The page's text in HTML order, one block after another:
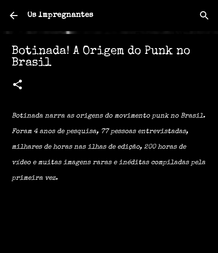
Pular para o conteúdo principal
Os Impregnantes
Botinada! A Origem do Punk no
Brasil
Botinada narra as origens do movimento punk no Brasil.
Foram 4 anos de pesquisa, 77 pessoas entrevistadas,
milhares de horas nas ilhas de edição, 200 horas de
vídeo e muitas imagens raras e inéditas compiladas pela
primeira vez.